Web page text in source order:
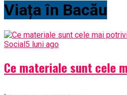
Viața în Bacău
Social5 luni ago
Ce materiale sunt cele